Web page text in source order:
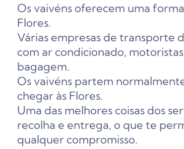
Os vaivéns oferecem uma
Flores.
Várias empresas de transporte
com ar condicionado,
bagagem.
Os vaivéns partem
chegar às Flores.
Uma das melhores coisas dos
recolha e entrega, o que te
qualquer compromisso.